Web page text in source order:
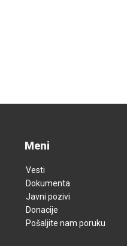
Meni
Vesti
Dokumenta
Javni pozivi
Donacije
Pošaljite nam poruku